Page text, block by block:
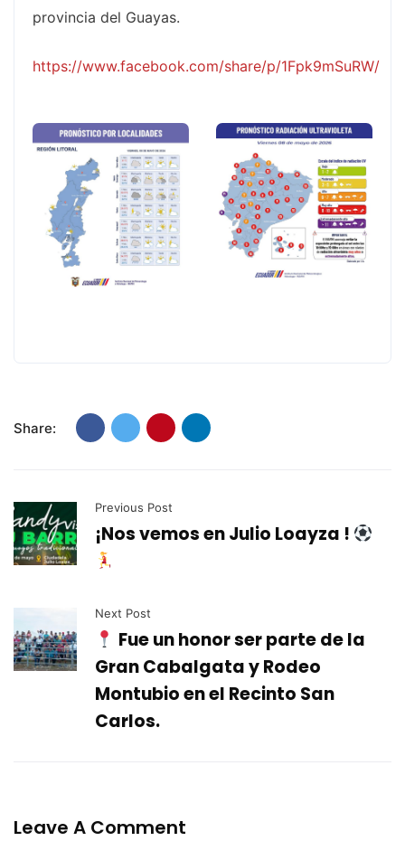
provincia del Guayas.
https://www.facebook.com/share/p/1Fpk9mSuRW/
Share:
Previous Post
¡Nos vemos en Julio Loayza !
Next Post
Fue un honor ser parte de la
Gran Cabalgata y Rodeo
Montubio en el Recinto San
Carlos.
Leave A Comment